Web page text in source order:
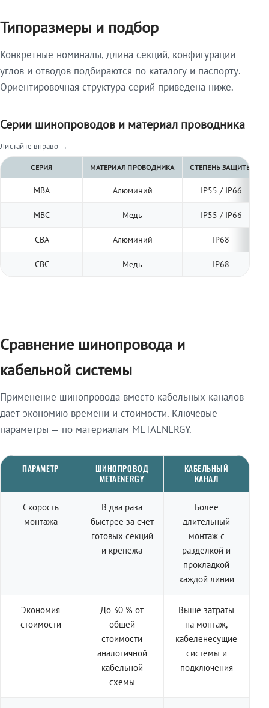
Типоразмеры и подбор
Конкретные номиналы, длина секций, конфигурации
углов и отводов подбираются по каталогу и паспорту.
Ориентировочная структура серий приведена ниже.
Серии шинопроводов и материал проводника
Листайте вправо →
СЕРИЯ МАТЕРИАЛ ПРОВОДНИКА СТЕПЕНЬ ЗАЩИТЫ
МВА Алюминий IP55 / IP66
МВС Медь IP55 / IP66
СВА Алюминий IP68
СВС Медь IP68
Сравнение шинопровода и
кабельной системы
Применение шинопровода вместо кабельных каналов
даёт экономию времени и стоимости. Ключевые
параметры — по материалам METAENERGY.
ПАРАМЕТР
ШИНОПРОВОД
METAENERGY
КАБЕЛЬНЫЙ
КАНАЛ
Скорость
монтажа
В два раза
быстрее за счёт
готовых секций
и крепежа
Более
длительный
монтаж с
разделкой и
прокладкой
каждой линии
Экономия
стоимости
До 30 % от
общей
стоимости
аналогичной
кабельной
схемы
Выше затраты
на монтаж,
кабеленесущие
системы и
подключения